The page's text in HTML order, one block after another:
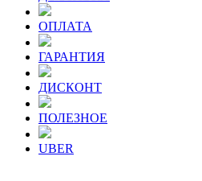
ОПЛАТА
ГАРАНТИЯ
ДИСКОНТ
ПОЛЕЗНОЕ
UBER